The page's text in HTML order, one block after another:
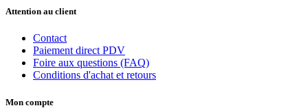
2025
1
L 3
LXL 1
M 5
Attention au client
Contact
Paiement direct PDV
Foire aux questions (FAQ)
Conditions d'achat et retours
Mon compte